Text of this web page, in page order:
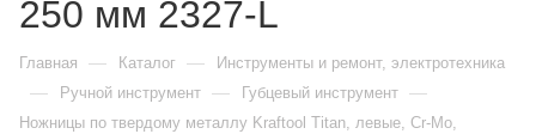
250 мм 2327-L
Главная — Каталог — Инструменты и ремонт, электротехника
— Ручной инструмент — Губцевый инструмент —
Ножницы по твердому металлу Kraftool Titan, левые, Cr-Mo,